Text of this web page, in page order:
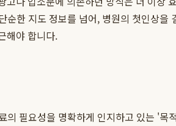
한 지도 정보를 넘어, 병원의 첫인상
해야 합니다.
필요성을 명확하게 인지하고 있는 '